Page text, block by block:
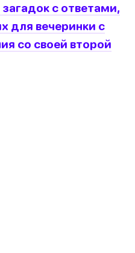
с ответами,
для вечеринки с
со своей второй